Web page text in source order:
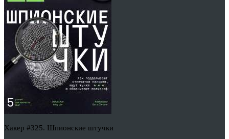
Хакер #325. Шпионские штучки